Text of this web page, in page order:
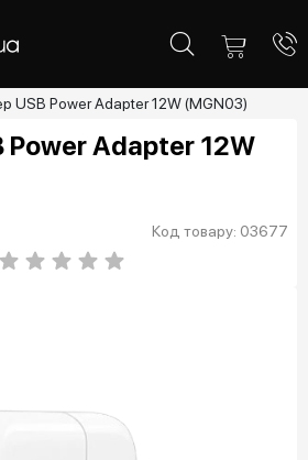
USB Power Adapter 12W (MGN03)
Power Adapter 12W
Код товару: 03677